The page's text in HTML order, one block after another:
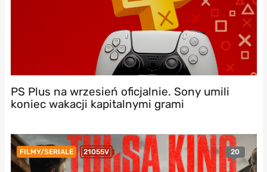
PS Plus na wrzesień oficjalnie. Sony umili
koniec wakacji kapitalnymi grami
FILMY/SERIALE 21055V 20